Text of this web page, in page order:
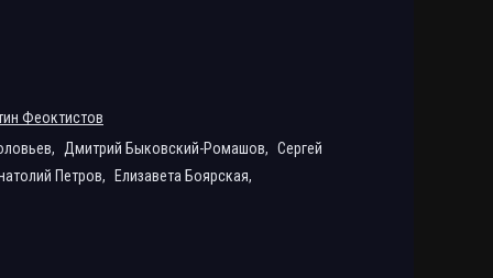
Феоктистов
Дмитрий Быковский-Ромашов, Сергей
Петров,
Елизавета Боярская,